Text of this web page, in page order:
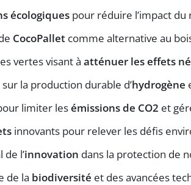
écologiques pour réduire l’impact
CocoPallet comme alternative au
vertes visant à atténuer les effets
la production durable d’hydrogène
limiter lesémissions de CO2 et
innovants pour relever les défis
de l’innovation dans la protection de
de la biodiversité et des avancées